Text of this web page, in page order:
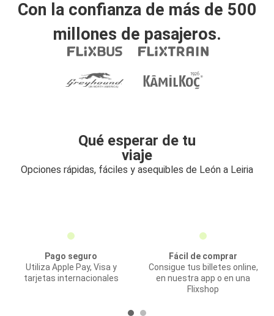
Con la confianza de más de 500
millones de pasajeros.
Qué esperar de tu
viaje
Opciones rápidas, fáciles y asequibles de León a Leiria
Pago seguro
Utiliza Apple Pay, Visa y
tarjetas internacionales
Fácil de comprar
Consigue tus billetes online,
en nuestra app o en una
Flixshop